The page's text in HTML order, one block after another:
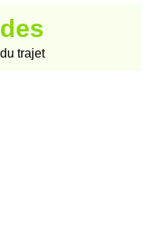
trajet